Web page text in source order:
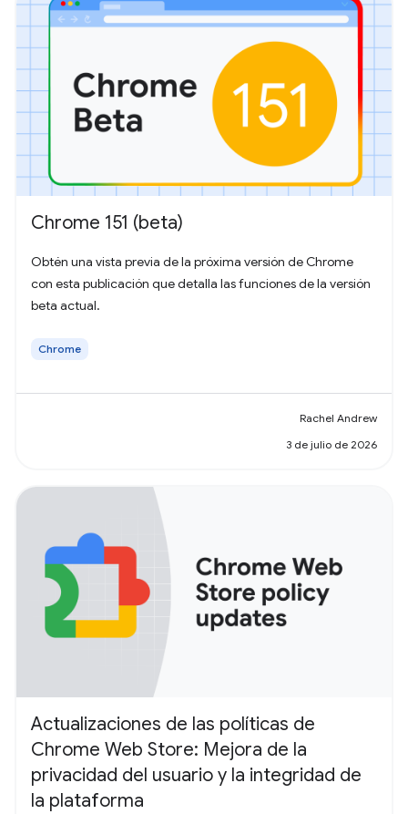
Chrome 151 (beta)
Obtén una vista previa de la próxima versión de Chrome
con esta publicación que detalla las funciones de la versión
beta actual.
Chrome
Rachel Andrew
3 de julio de 2026
Actualizaciones de las políticas de
Chrome Web Store: Mejora de la
privacidad del usuario y la integridad de
la plataforma